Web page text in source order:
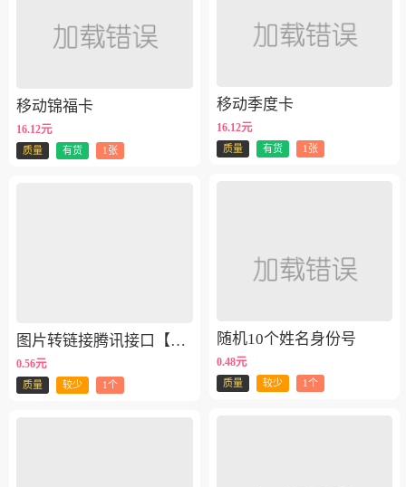
移动锦福卡
16.12元
质量 有货 1张
图片转链接腾讯接口【卡密】
0.56元
质量 较少 1个
移动季度卡
16.12元
质量 有货 1张
随机10个姓名身份号
0.48元
质量 较少 1个